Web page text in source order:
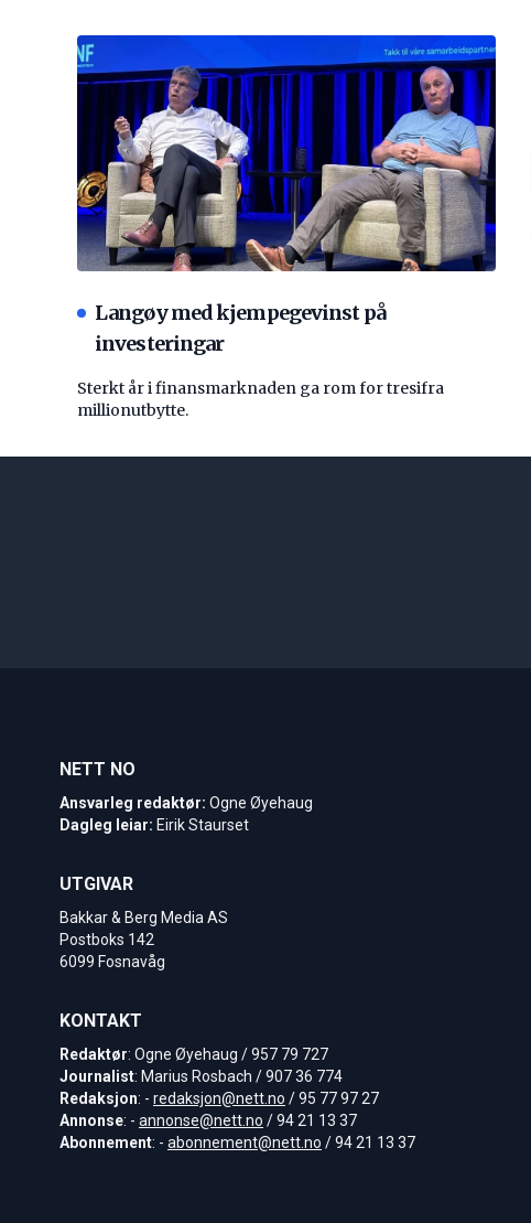
Langøy med kjempegevinst på
investeringar
Sterkt år i finansmarknaden ga rom for tresifra
millionutbytte.
NETT NO
Ansvarleg redaktør: Ogne Øyehaug
Dagleg leiar: Eirik Staurset
UTGIVAR
Bakkar & Berg Media AS
Postboks 142
6099 Fosnavåg
KONTAKT
Redaktør: Ogne Øyehaug / 957 79 727
Journalist: Marius Rosbach / 907 36 774
Redaksjon: - redaksjon@nett.no / 95 77 97 27
Annonse: - annonse@nett.no / 94 21 13 37
Abonnement: - abonnement@nett.no / 94 21 13 37